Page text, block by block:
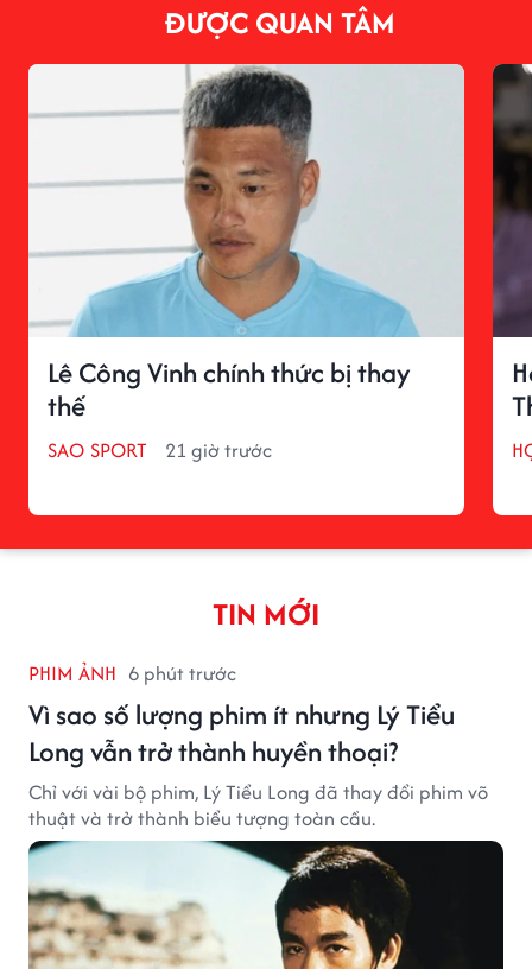
ĐƯỢC QUAN TÂM
Lê Công Vinh chính thức bị thay
thế
SAO SPORT 21 giờ trước
TIN MỚI
PHIM ẢNH 6 phút trước
Vì sao số lượng phim ít nhưng Lý Tiểu
Long vẫn trở thành huyền thoại?
Chỉ với vài bộ phim, Lý Tiểu Long đã thay đổi phim võ
thuật và trở thành biểu tượng toàn cầu.